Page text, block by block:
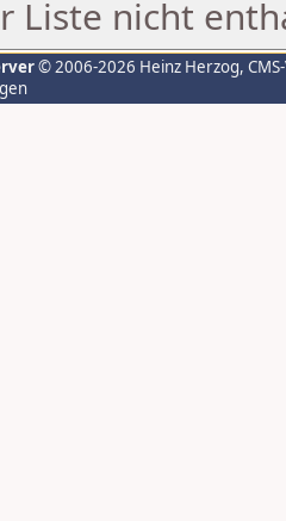
Liste nicht
© 2006-2026 Heinz Herzog,